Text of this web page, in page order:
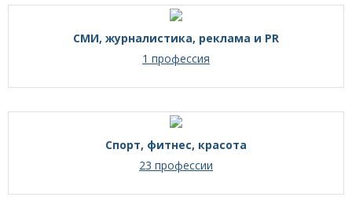
СМИ, журналистика, реклама и PR
1 профессия
Спорт, фитнес, красота
23 профессии